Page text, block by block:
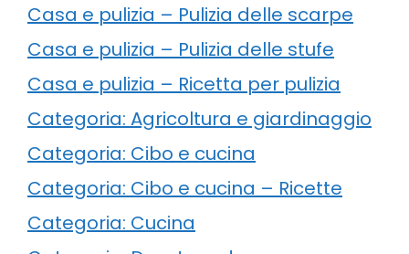
Casa e pulizia – Pulizia delle scarpe
Casa e pulizia – Pulizia delle stufe
Casa e pulizia – Ricetta per pulizia
Categoria: Agricoltura e giardinaggio
Categoria: Cibo e cucina
Categoria: Cibo e cucina – Ricette
Categoria: Cucina